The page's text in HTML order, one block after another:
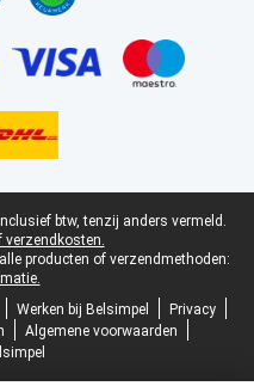
btw, tenzij anders vermeld.
verzendkosten.
producten of verzendmethoden:
Werken bij Belsimpel
Privacy
Algemene voorwaarden